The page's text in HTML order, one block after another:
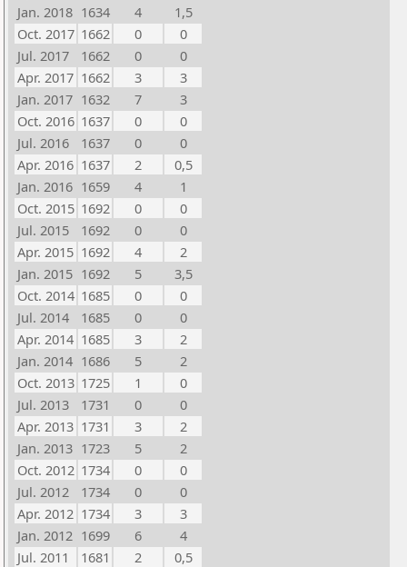
Jan. 2018 1634 4
1,5
Oct. 2017 1662 0
0
Jul. 2017
1662 0
0
Apr. 2017 1662 3
3
Jan. 2017 1632 7
3
Oct. 2016 1637 0
0
Jul. 2016
1637 0
0
Apr. 2016 1637 2
0,5
Jan. 2016 1659 4
1
Oct. 2015 1692 0
0
Jul. 2015
1692 0
0
Apr. 2015 1692 4
2
Jan. 2015 1692 5
3,5
Oct. 2014 1685 0
0
Jul. 2014
1685 0
0
Apr. 2014 1685 3
2
Jan. 2014 1686 5
2
Oct. 2013 1725 1
0
Jul. 2013
1731 0
0
Apr. 2013 1731 3
2
Jan. 2013 1723 5
2
Oct. 2012 1734 0
0
Jul. 2012
1734 0
0
Apr. 2012 1734 3
3
Jan. 2012 1699 6
4
Jul. 2011
1681 2
0,5